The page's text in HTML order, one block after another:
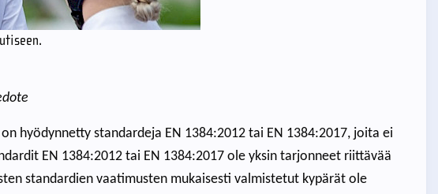
hyödynnetty standardeja EN 1384:2012 tai EN 1384:2017, joita ei
EN 1384:2012 tai EN 1384:2017 ole yksin tarjonneet riittävää
standardien vaatimusten mukaisesti valmistetut kypärät ole